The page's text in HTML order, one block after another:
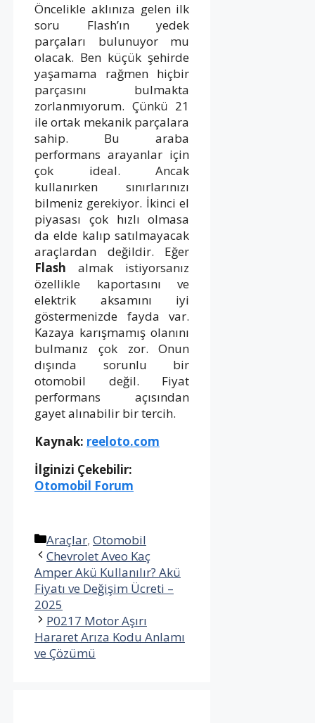
Öncelikle aklınıza gelen ilk
soru Flash’ın yedek
parçaları bulunuyor mu
olacak. Ben küçük şehirde
yaşamama rağmen hiçbir
parçasını bulmakta
zorlanmıyorum. Çünkü 21
ile ortak mekanik parçalara
sahip. Bu araba
performans arayanlar için
çok ideal. Ancak
kullanırken sınırlarınızı
bilmeniz gerekiyor. İkinci el
piyasası çok hızlı olmasa
da elde kalıp satılmayacak
araçlardan değildir. Eğer
Flash almak istiyorsanız
özellikle kaportasını ve
elektrik aksamını iyi
göstermenizde fayda var.
Kazaya karışmamış olanını
bulmanız çok zor. Onun
dışında sorunlu bir
otomobil değil. Fiyat
performans açısından
gayet alınabilir bir tercih.
Kaynak: reeloto.com
İlginizi Çekebilir:
Otomobil Forum
Kategoriler
Araçlar, Otomobil
Chevrolet Aveo Kaç
Amper Akü Kullanılır? Akü
Fiyatı ve Değişim Ücreti –
2025
P0217 Motor Aşırı
Hararet Arıza Kodu Anlamı
ve Çözümü